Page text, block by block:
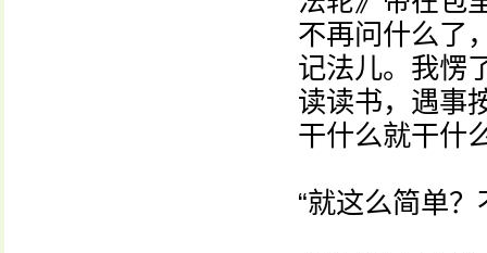
不再问什么了
记法儿。我愣
读读书，遇事
干什么就干什
“就这么简单